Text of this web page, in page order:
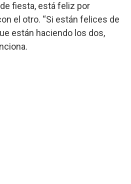
fiesta, está feliz por
el otro. “Si están felices de
están haciendo los dos,